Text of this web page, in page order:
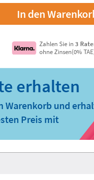
In den
Zahlen Sie in3
ohne Zinsen(0%
Warenkorb und
Preis mit